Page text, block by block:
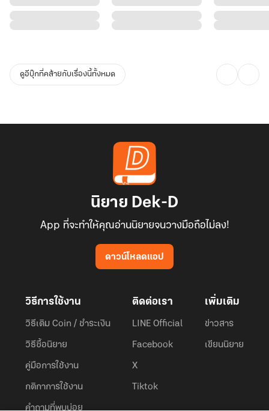
ดูอีบุ๊กที่คล้ายกับเรื่องนี้ทั้งหมด
นิยาย Dek-D
App ที่จะทำให้คุณอ่านนิยายจนวางมือถือไม่ลง!
ดาวน์โหลดแอป
วิธีการใช้งาน
วิธีเติม Coin / ชำระเงิน
วิธีซื้อนิยาย
คู่มือการใช้งาน
กติกาการใช้งาน
คำถามที่พบบ่อย
ติดต่อเรา
LINE Official
Facebook
X
Tiktok
เพิ่มเติม
ข่าวสาร
เขียนนิยาย